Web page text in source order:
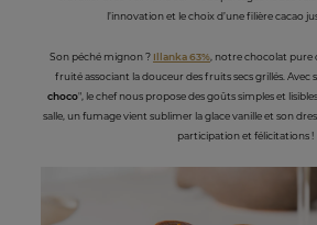
l’innovation et le choix d’une filière cacao
Son péché mignon ? Illanka 63%, notre chocolat pure
fruité associant la douceur des fruits secs grillés. Avec
choco", le chef nous propose des goûts simples et
salle, un fumage vient sublimer la glace vanille et son
participation et félicitations !